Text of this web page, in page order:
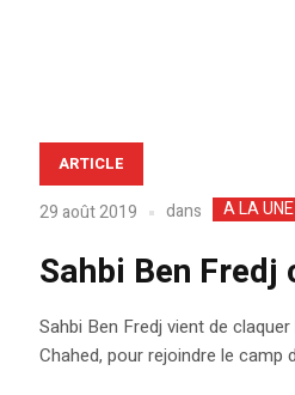
ARTICLE
29 août 2019 dans A LA UNE
Sahbi Ben Fredj
Sahbi Ben Fredj vient de
Chahed, pour rejoindre le camp